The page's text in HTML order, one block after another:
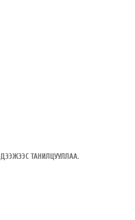
ТАНИЛЦУУЛЛАА.